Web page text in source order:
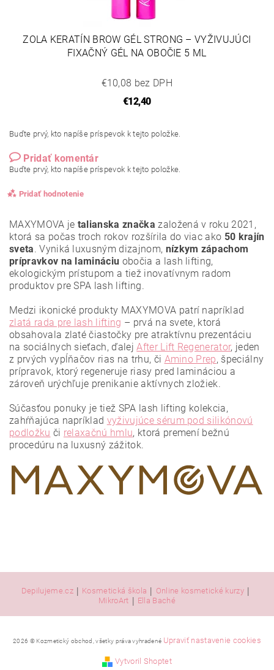
ZOLA KERATÍN BROW GÉL STRONG – VYŽIVUJÚCI
FIXAČNÝ GÉL NA OBOČIE 5 ML
€10,08 bez DPH
€12,40
Buďte prvý, kto napíše príspevok k tejto položke.
Pridať komentár
Buďte prvý, kto napíše príspevok k tejto položke.
Pridať hodnotenie
Vložením hodnotenie súhlasíte spodmienkami ochrany
MAXYMOVA je talianska značka založená v roku 2021,
ktorá sa počas troch rokov rozšírila do viac ako 50 krajín
sveta. Vyniká luxusným dizajnom, nízkym zápachom
prípravkov na lamináciu obočia a lash lifting,
ekologickým prístupom a tiež inovatívnym radom
produktov pre SPA lash lifting.
Medzi ikonické produkty MAXYMOVA patrí napríklad
zlatá rada pre lash lifting – prvá na svete, ktorá
obsahovala zlaté čiastočky pre atraktívnu prezentáciu
na sociálnych sieťach, ďalejAfter Lift Regenerator, jeden
z prvých vypĺňačov rias na trhu, či Amino Prep, špeciálny
prípravok, ktorý regeneruje riasy pred lamináciou a
zároveň urýchľuje prenikanie aktívnych zložiek.
Súčasťou ponuky je tiež SPA lash lifting kolekcia,
zahŕňajúca napríklad vyživujúce sérum pod silikónovú
podložku či relaxačnú hmlu, ktorá premení bežnú
procedúru na luxusný zážitok.
Depilujeme.cz Kosmetická škola Online kosmetické kurzy
MikroArt Ella Baché
2026 © Kozmetický obchod, všetky práva vyhradené Upraviť nastavenie cookies
Vytvoril Shoptet